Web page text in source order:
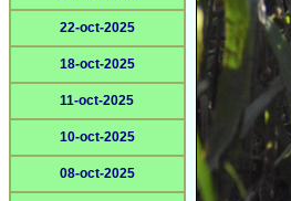
22-oct-2025
18-oct-2025
11-oct-2025
10-oct-2025
08-oct-2025